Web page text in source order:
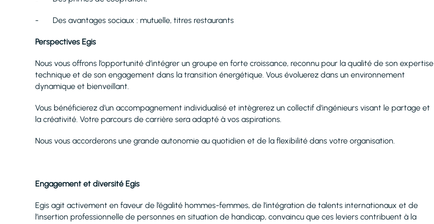
- Des avantages sociaux : mutuelle, titres restaurants
Perspectives Egis
Nous vous offrons l’opportunité d’intégrer un groupe en forte croissance, reconnu pour la qualité de son expertise
technique et de son engagement dans la transition énergétique. Vous évoluerez dans un environnement
dynamique et bienveillant.
Vous bénéficierez d’un accompagnement individualisé et intègrerez un collectif d’ingénieurs visant le partage et
la créativité. Votre parcours de carrière sera adapté à vos aspirations.
Nous vous accorderons une grande autonomie au quotidien et de la flexibilité dans votre organisation.
Engagement et diversité Egis
Egis agit activement en faveur de l’égalité hommes-femmes, de l’intégration de talents internationaux et de
l’insertion professionnelle de personnes en situation de handicap, convaincu que ces leviers contribuent à la